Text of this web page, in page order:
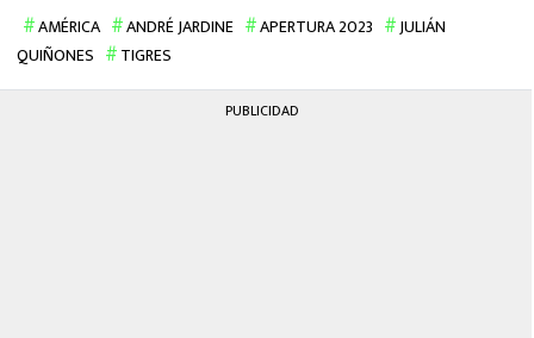
AMÉRICA ANDRÉ JARDINE APERTURA 2023
JULIÁN
QUIÑONES
TIGRES
PUBLICIDAD